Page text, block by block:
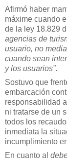
Afirmó haber
máxime cuando el
de la ley 18.829
agencias de
usuario, no
cuando sean
y los usuarios”.
Sostuvo que
embarcación
responsabilidad
ni tratarse de un
todos los
inmediata la
incumplimiento
En cuanto al